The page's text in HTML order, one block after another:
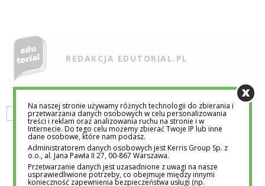
REDAKCJA EDUTORIAL.PL
CIAKAWOSTKI HISTORIA WIARA
Na naszej stronie używamy różnych technologii do zbierania i
przetwarzania danych osobowych w celu personalizowania
treści i reklam oraz analizowania ruchu na stronie i w
Internecie. Do tego celu możemy zbierać Twoje IP lub inne
dane osobowe, które nam podasz.
Administratorem danych osobowych jest Kerris Group Sp. z
o.o., al. Jana Pawła II 27, 00-867 Warszawa.
Przetwarzanie danych jest uzasadnione z uwagi na nasze
usprawiedliwione potrzeby, co obejmuje między innymi
konieczność zapewnienia bezpieczeństwa usługi (np.